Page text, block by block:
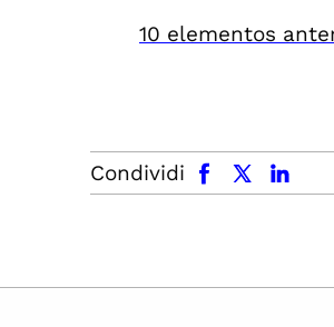
10 elementos
Condividi
facebook x.com linkedin